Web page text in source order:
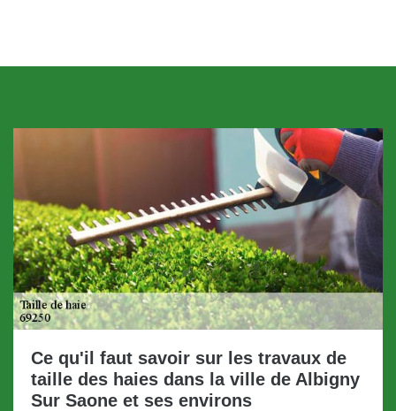
Ce qu'il faut savoir sur les travaux de
taille des haies dans la ville de Albigny
Sur Saone et ses environs